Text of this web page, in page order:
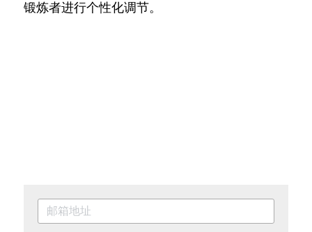
锻炼者进行个性化调节。